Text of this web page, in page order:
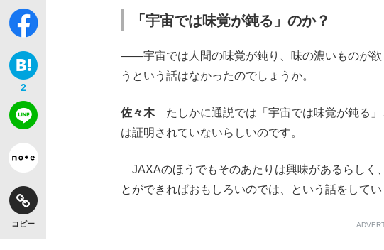
2
コピー
「宇宙では味覚が鈍る」のか？
――宇宙では人間の味覚が鈍り、味の濃いものが欲
うという話はなかったのでしょうか。
佐々木たしかに通説では「宇宙では味覚が鈍る」
は証明されていないらしいのです。
JAXAのほうでもそのあたりは興味があるらしく
とができればおもしろいのでは、という話をしてい